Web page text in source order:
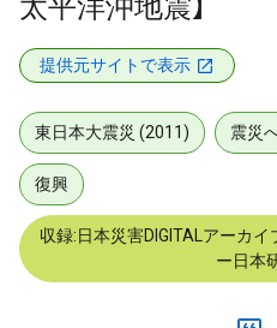
太平洋沖地震】
提供元サイトで表示
東日本大震災 (2011) 震災
復興
収録:日本災害DIGITALアーカ
ー日本